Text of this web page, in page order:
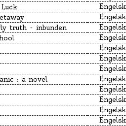
truth - inbunden
: a novel